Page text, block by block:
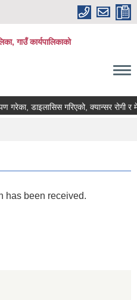
गाउँ कार्यपालिकाको
डाइलासिस गरिएको, क्यान्सर रोगी र
has been received.